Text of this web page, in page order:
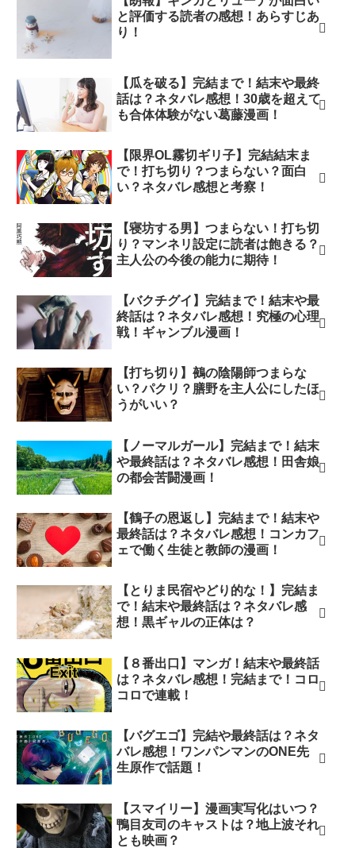
と評価する読者の感想！あらすじあ
り！
【瓜を破る】完結まで！結末や最終
話は？ネタバレ感想！30歳を超えて
も合体体験がない葛藤漫画！
【限界OL霧切ギリ子】完結結末ま
で！打ち切り？つまらない？面白
い？ネタバレ感想と考察！
【寝坊する男】つまらない！打ち切
り？マンネリ設定に読者は飽きる？
主人公の今後の能力に期待！
【バクチグイ】完結まで！結末や最
終話は？ネタバレ感想！究極の心理
戦！ギャンブル漫画！
【打ち切り】鵺の陰陽師つまらな
い？パクリ？膳野を主人公にしたほ
うがいい？
【ノーマルガール】完結まで！結末
や最終話は？ネタバレ感想！田舎娘
の都会苦闘漫画！
【鶴子の恩返し】完結まで！結末や
最終話は？ネタバレ感想！コンカフ
ェで働く生徒と教師の漫画！
【とりま民宿やどり的な！】完結ま
で！結末や最終話は？ネタバレ感
想！黒ギャルの正体は？
【８番出口】マンガ！結末や最終話
は？ネタバレ感想！完結まで！コロ
コロで連載！
【バグエゴ】完結や最終話は？ネタ
バレ感想！ワンパンマンのONE先
生原作で話題！
【スマイリー】漫画実写化はいつ？
鴨目友司のキャストは？地上波それ
とも映画？